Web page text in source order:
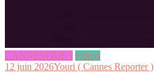
CANNESERIES videos
12 juin 2026Youri ( Cannes Reporter )